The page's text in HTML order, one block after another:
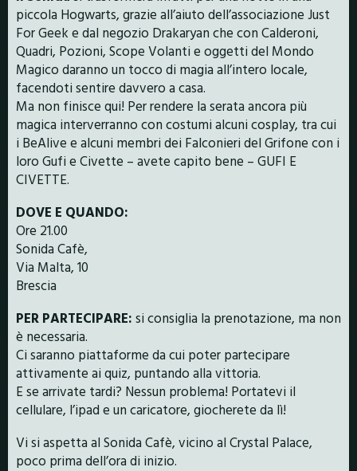
piccola Hogwarts, grazie all’aiuto dell’associazione Just
For Geek e dal negozio Drakaryan che con Calderoni,
Quadri, Pozioni, Scope Volanti e oggetti del Mondo
Magico daranno un tocco di magia all’intero locale,
facendoti sentire davvero a casa.
Ma non finisce qui! Per rendere la serata ancora più
magica interverranno con costumi alcuni cosplay, tra cui
i BeAlive e alcuni membri dei Falconieri del Grifone con i
loro Gufi e Civette – avete capito bene – GUFI E
CIVETTE.
DOVE E QUANDO:
Ore 21.00
Sonida Cafè,
Via Malta, 10
Brescia
PER PARTECIPARE: si consiglia la prenotazione, ma non
è necessaria.
Ci saranno piattaforme da cui poter partecipare
attivamente ai quiz, puntando alla vittoria.
E se arrivate tardi? Nessun problema! Portatevi il
cellulare, l’ipad e un caricatore, giocherete da lì!
Vi si aspetta al Sonida Cafè, vicino al Crystal Palace,
poco prima dell’ora di inizio.